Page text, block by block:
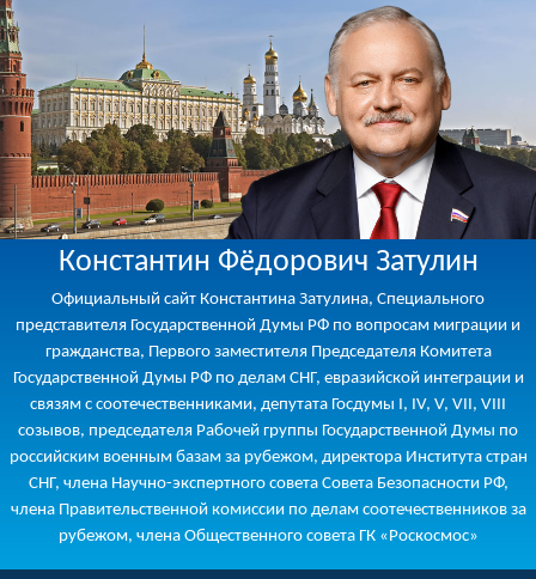
Константин Фёдорович Затулин
Официальный сайт Константина Затулина, Специального
представителя Государственной Думы РФ по вопросам миграции и
гражданства, Первого заместителя Председателя Комитета
Государственной Думы РФ по делам СНГ, евразийской интеграции и
связям с соотечественниками, депутата Госдумы I, IV, V, VII, VIII
созывов, председателя Рабочей группы Государственной Думы по
российским военным базам за рубежом, директора Института стран
СНГ, члена Научно-экспертного совета Совета Безопасности РФ,
члена Правительственной комиссии по делам соотечественников за
рубежом, члена Общественного совета ГК «Роскосмос»